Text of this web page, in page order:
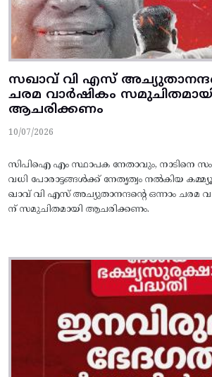
സഖാവ് വി എസ്‌
ചരമ വാര്‍ഷികം
ആചരിക്കണം
10/07/2026
സിപിഐ എം സ്ഥാപക നേതാവും, നാടിനെ
വധി പോരാട്ടങ്ങള്‍ക്ക്‌ നേതൃത്വം നല്‍കിയ
ഖാവ് വി എസ്‌ അച്യുതാനന്ദന്റെ ഒന്നാം ചരമ
ന് സമുചിതമായി ആചരിക്കണം.